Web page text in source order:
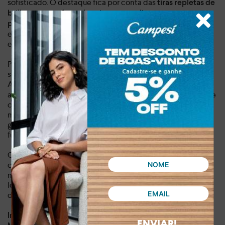
sofisticado. O destaque fica por conta das tiras repletas de
brilho na parte frontal , assim como a discreta textura na
parte frontal e no salto
que criam um contraste elegante e
elevam qualquer look, garantindo que você se sinta incrível
em qualquer ocasião.
Pensada para a mulher que valoriza o bem-estar, esta
sandália Tanara oferece o conforto que seus pés merecem.
A estabilidade do salto bloco e
o peso de 0,640 kg
asseguram um caminhar seguro e confortável, tornando este
calçado o investimento perfeito para o dia a dia e
momentos de lazer. O fechamento por fivela no tornozelo
garante um ajuste seguro e prático, unindo beleza e
funcionalidade.
Garanta a sua sandália Tanara agora e sinta o poder de um
calçado que une conforto, brilho e a elegância que faltava
no seu guarda-roupa. Não perca a chance de elevar seus
looks e sua autoconfiança. Este calçado é a solução
definitiva para quem deseja brilhar em cada passo.
Indicado para: Dia a dia, lazer